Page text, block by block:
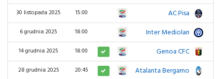
30 listopada 2025 15:00 AC Pisa
6 grudnia 2025 18:00 Inter Mediolan
14 grudnia 2025 18:00 Genoa CFC
28 grudnia 2025 20:45 Atalanta Bergamo